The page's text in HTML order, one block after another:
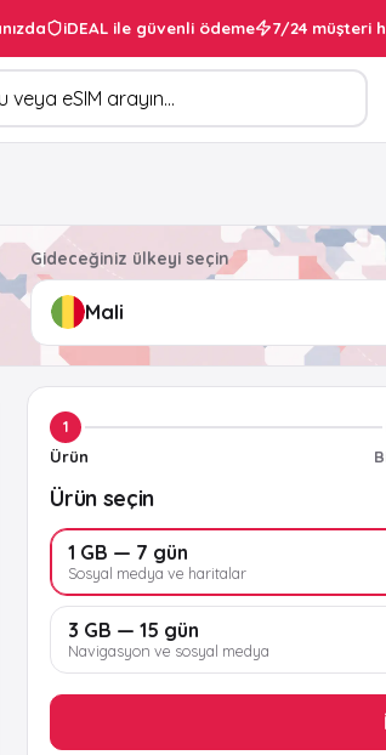
iDEAL ile güvenli ödeme 7/24 müşteri
Gideceğiniz ülkeyi seçin
1
Ürün
Ürün seçin
1 GB — 7 gün
Sosyal medya ve haritalar
3 GB — 15 gün
Navigasyon ve sosyal medya